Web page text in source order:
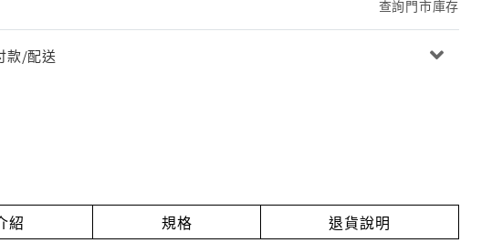
查詢門市庫存
款/配送
紹 規格 退貨說明